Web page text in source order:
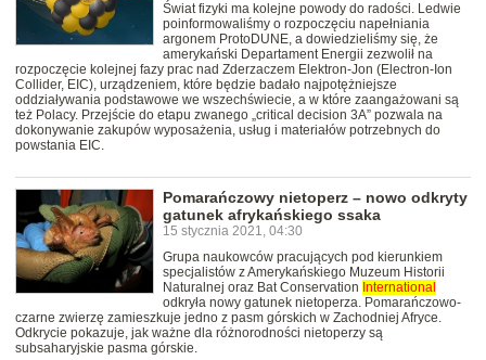
Świat fizyki ma kolejne powody do radości. Ledwie
poinformowaliśmy o rozpoczęciu napełniania
argonem ProtoDUNE, a dowiedzieliśmy się, że
amerykański Departament Energii zezwolił na
rozpoczęcie kolejnej fazy prac nad Zderzaczem Elektron-Jon (Electron-Ion
Collider, EIC), urządzeniem, które będzie badało najpotężniejsze
oddziaływania podstawowe we wszechświecie, a w które zaangażowani są
też Polacy. Przejście do etapu zwanego „critical decision 3A” pozwala na
dokonywanie zakupów wyposażenia, usług i materiałów potrzebnych do
powstania EIC.
Pomarańczowy nietoperz – nowo odkryty
gatunek afrykańskiego ssaka
15 stycznia 2021, 04:30
Grupa naukowców pracujących pod kierunkiem
specjalistów z Amerykańskiego Muzeum Historii
Naturalnej oraz Bat Conservation International
odkryła nowy gatunek nietoperza. Pomarańczowo-
czarne zwierzę zamieszkuje jedno z pasm górskich w Zachodniej Afryce.
Odkrycie pokazuje, jak ważne dla różnorodności nietoperzy są
subsaharyjskie pasma górskie.